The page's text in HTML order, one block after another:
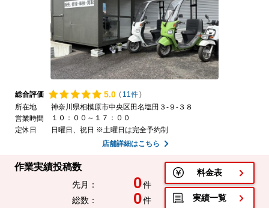
総合評価 5.0 ( 11件)
所在地
神奈川県相模原市中央区田名塩田３-９-３８
営業時間
１０：００～１７：００
定休日
日曜日、祝日 ※土曜日は完全予約制
店舗詳細はこちら
作業実績投稿数
先月： 0件
総数：
0件
料金表
実績一覧